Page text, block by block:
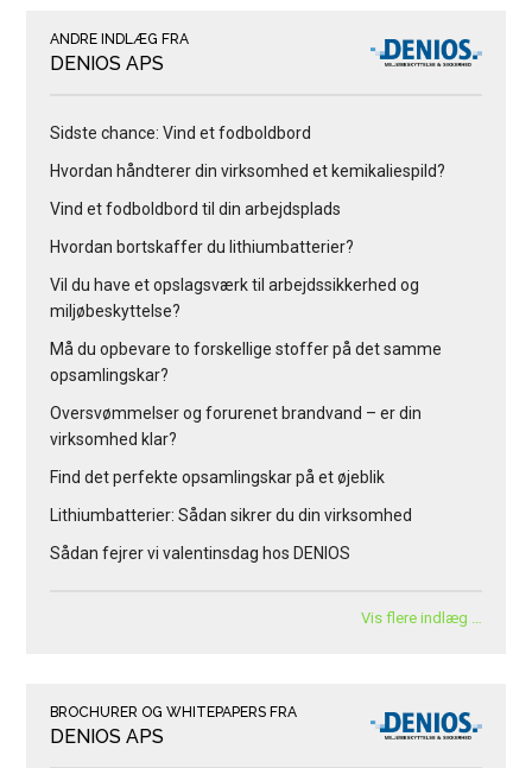
ANDRE INDLÆG FRA
DENIOS APS
Sidste chance: Vind et fodboldbord
Hvordan håndterer din virksomhed et kemikaliespild?
Vind et fodboldbord til din arbejdsplads
Hvordan bortskaffer du lithiumbatterier?
Vil du have et opslagsværk til arbejdssikkerhed og
miljøbeskyttelse?
Må du opbevare to forskellige stoffer på det samme
opsamlingskar?
Oversvømmelser og forurenet brandvand – er din
virksomhed klar?
Find det perfekte opsamlingskar på et øjeblik
Lithiumbatterier: Sådan sikrer du din virksomhed
Sådan fejrer vi valentinsdag hos DENIOS
Vis flere indlæg …
BROCHURER OG WHITEPAPERS FRA
DENIOS APS